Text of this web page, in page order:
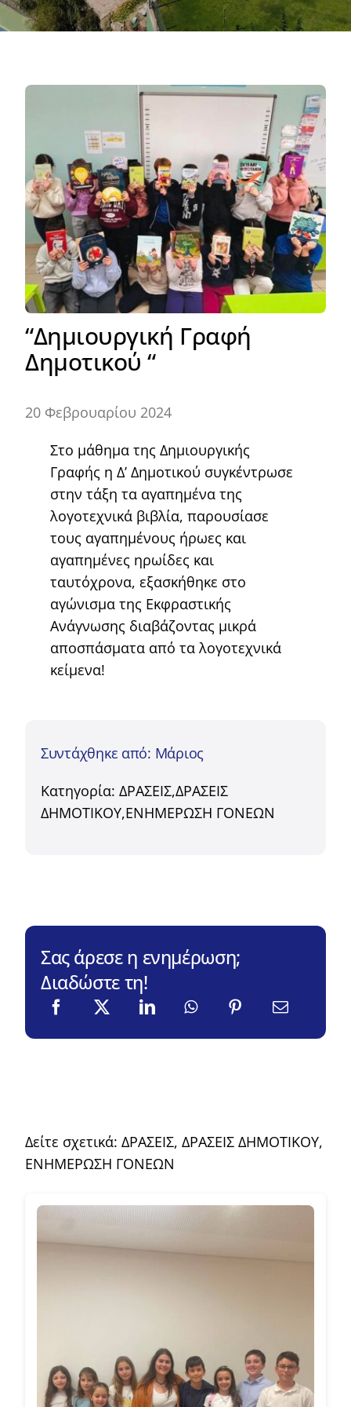
“Δημιουργική Γραφή
Δημοτικού “
20 Φεβρουαρίου 2024
Στο μάθημα της Δημιουργικής
Γραφής η Δ’ Δημοτικού συγκέντρωσε
στην τάξη τα αγαπημένα της
λογοτεχνικά βιβλία, παρουσίασε
τους αγαπημένους ήρωες και
αγαπημένες ηρωίδες και
ταυτόχρονα, εξασκήθηκε στο
αγώνισμα της Εκφραστικής
Ανάγνωσης διαβάζοντας μικρά
αποσπάσματα από τα λογοτεχνικά
κείμενα!
Συντάχθηκε από: Μάριος
Κατηγορία: ΔΡΑΣΕΙΣ,ΔΡΑΣΕΙΣ
ΔΗΜΟΤΙΚΟΥ,ΕΝΗΜΕΡΩΣΗ ΓΟΝΕΩΝ
Σας άρεσε η ενημέρωση;
Διαδώστε τη!
Δείτε σχετικά: ΔΡΑΣΕΙΣ, ΔΡΑΣΕΙΣ ΔΗΜΟΤΙΚΟΥ,
ΕΝΗΜΕΡΩΣΗ ΓΟΝΕΩΝ